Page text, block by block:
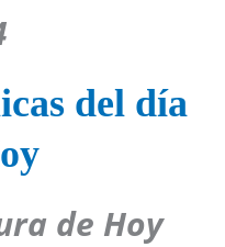
del día
de Hoy